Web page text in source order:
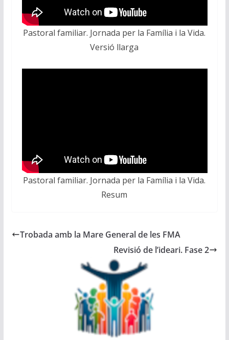
Pastoral familiar. Jornada per la Família i la Vida.
Versió llarga
Pastoral familiar. Jornada per la Família i la Vida.
Resum
Trobada amb la Mare General de les FMA
Revisió de l’ideari. Fase 2